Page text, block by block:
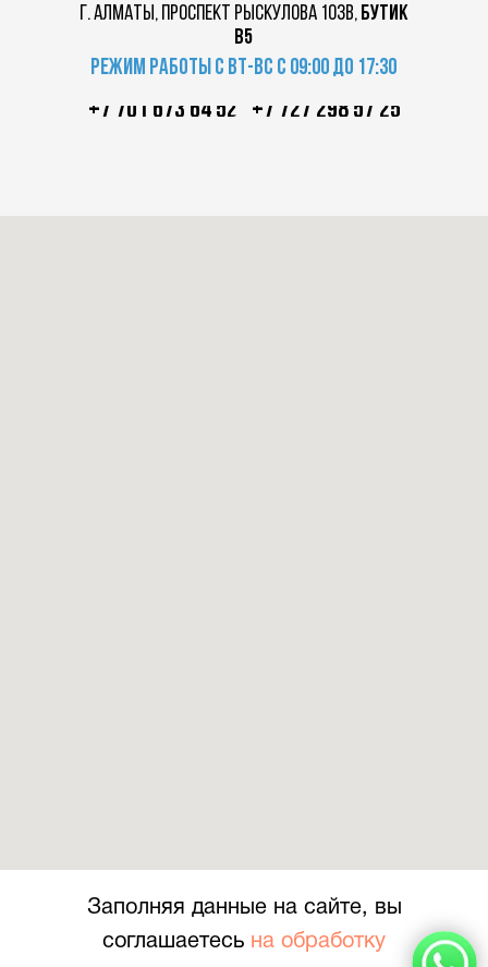
г. Алматы, проспект Рыскулова 103в, бутик
в5
Режим работы с вт-вс с 09:00 до 17:30
+7 701 673 64 52 +7 727 298 57 25
Заполняя данные на сайте, вы
соглашаетесь на обработку